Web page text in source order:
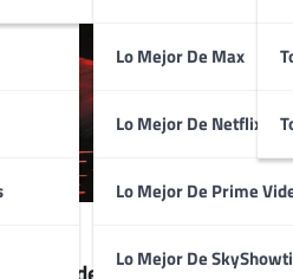
Lo Mejor De Max
Lo Mejor De Netflix
Lo Mejor De Prime
Lo Mejor De